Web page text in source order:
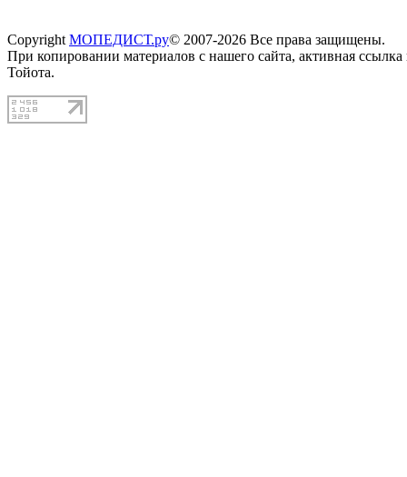
Copyright МОПЕДИСТ.ру© 2007-2026 Все права защищены.
При копировании материалов с нашего сайта, активная
Тойота.